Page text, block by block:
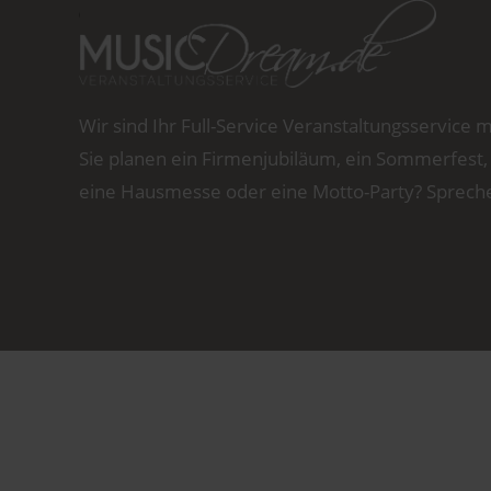
Wir sind Ihr Full-Service Veranstaltungsservice
Sie planen ein Firmenjubiläum, ein
eine Hausmesse oder eine Motto-Party?